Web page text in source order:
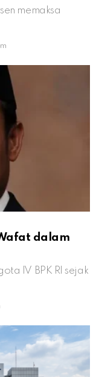
memaksa
dalam
IV BPK RI sejak